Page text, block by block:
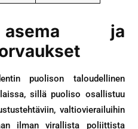
ja
puolison taloudellinen
sillä puoliso osallistuu
valtiovierailuihin
ilman virallista poliittista